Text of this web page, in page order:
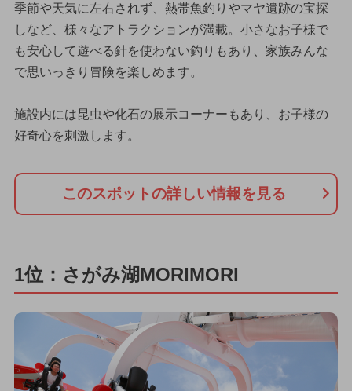
季節や天気に左右されず、熱帯魚釣りやマヤ遺跡の宝探
しなど、様々なアトラクションが満載。小さなお子様で
も安心して遊べる針を使わない釣りもあり、家族みんな
で思いっきり冒険を楽しめます。
施設内には昆虫や化石の展示コーナーもあり、お子様の
好奇心を刺激します。
このスポットの詳しい情報を見る
1位：さがみ湖MORIMORI